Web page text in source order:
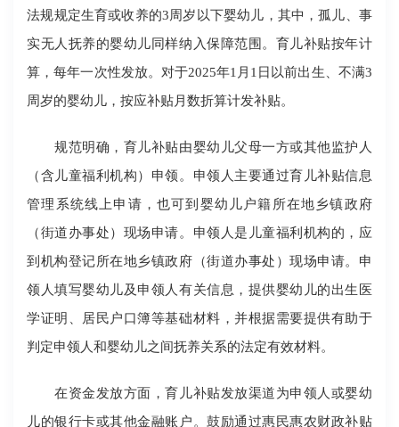
法规规定生育或收养的3周岁以下婴幼儿，其中，孤儿、事
实无人抚养的婴幼儿同样纳入保障范围。育儿补贴按年计
算，每年一次性发放。对于2025年1月1日以前出生、不满3
周岁的婴幼儿，按应补贴月数折算计发补贴。
规范明确，育儿补贴由婴幼儿父母一方或其他监护人
（含儿童福利机构）申领。申领人主要通过育儿补贴信息
管理系统线上申请，也可到婴幼儿户籍所在地乡镇政府
（街道办事处）现场申请。申领人是儿童福利机构的，应
到机构登记所在地乡镇政府（街道办事处）现场申请。申
领人填写婴幼儿及申领人有关信息，提供婴幼儿的出生医
学证明、居民户口簿等基础材料，并根据需要提供有助于
判定申领人和婴幼儿之间抚养关系的法定有效材料。
在资金发放方面，育儿补贴发放渠道为申领人或婴幼
儿的银行卡或其他金融账户。鼓励通过惠民惠农财政补贴